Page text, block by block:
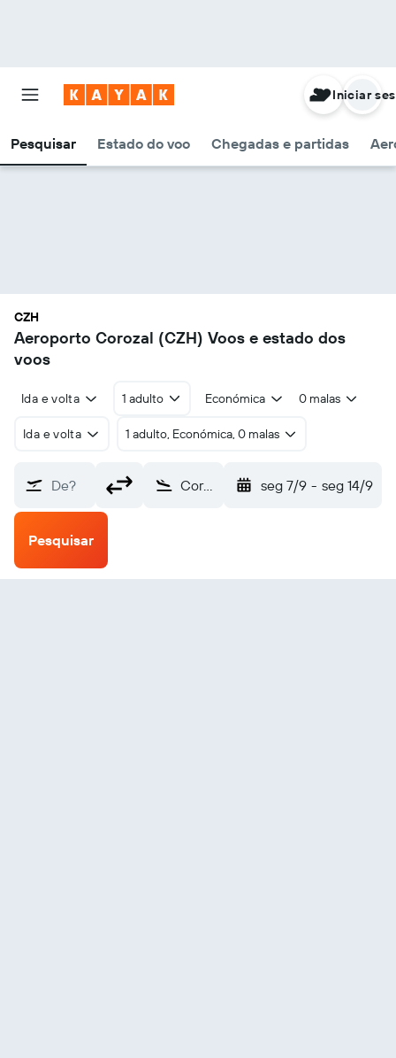
Pesquisar Estado do voo Chegadas e partidas
Iniciar
CZH
Aeroporto Corozal (CZH) Voos e estado dos
voos
Ida e volta 1 adulto Económica 0 malas
Ida e volta 1 adulto, Económica, 0 malas
De? Corozal (CZH) seg 7/9 - seg 14/9
Pesquisar